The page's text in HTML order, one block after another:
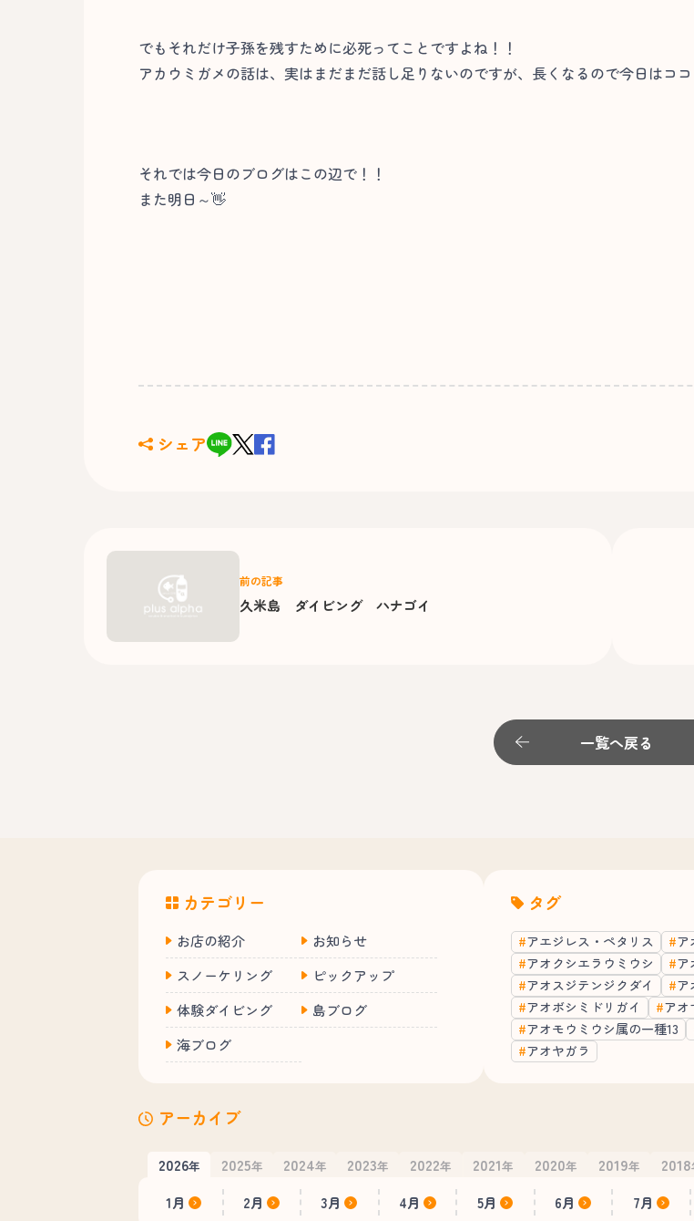
でもそれだけ子孫を残すために必死ってことですよね！！
アカウミガメの話は、実はまだまだ話し足りないのですが、長くなるので今日はコ
それでは今日のブログはこの辺で！！
また明日～👋
シェア
前の記事
久米島 ダイビング ハナゴイ
一覧へ戻る
カテゴリー
お店の紹介
お知らせ
スノーケリング
ピックアップ
体験ダイビング
島ブログ
海ブログ
タグ
アエジレス・ペタリス ア
アオクシエラウミウシ
ア
アオスジテンジクダイ
ア
アオボシミドリガイ
アオ
アオモウミウシ属の一種13
アオヤガラ
アーカイブ
2026年 2025年 2024年 2023年 2022年 2021年 2020年 2019年 2018
1月 2月 3月 4月 5月 6月 7月